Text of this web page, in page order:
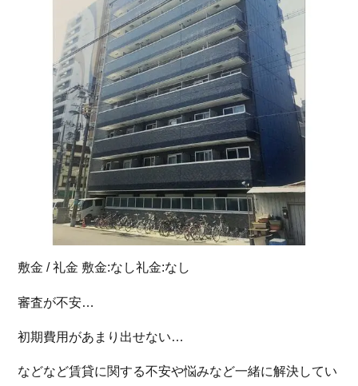
敷金 / 礼金 敷金:なし礼金:なし
審査が不安…
初期費用があまり出せない…
などなど賃貸に関する不安や悩みなど一緒に解決してい